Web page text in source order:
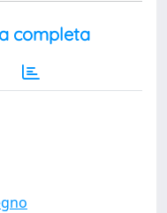
completa